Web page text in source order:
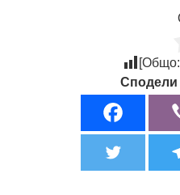
[Общо:
Сподели